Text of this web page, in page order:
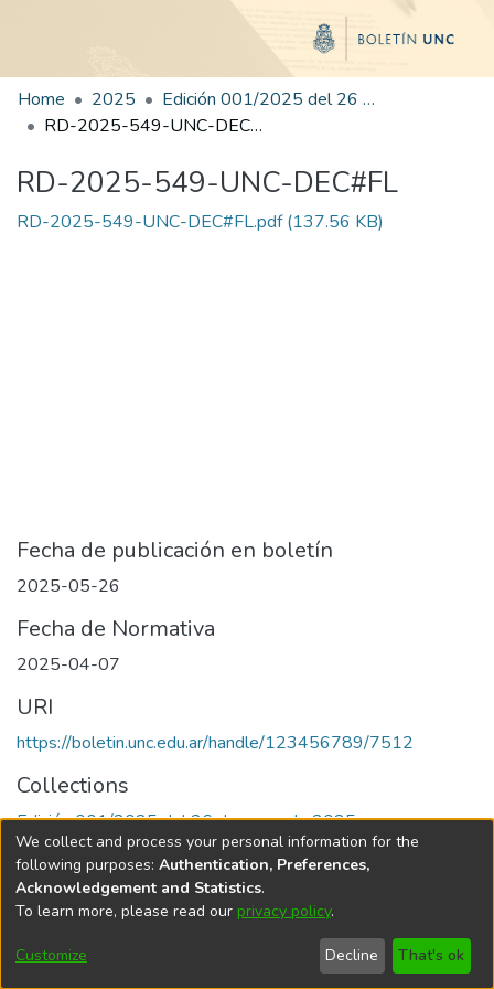
Home 2025
Edición 001/2025 del 26 de mayo de 2025
RD-2025-549-UNC-DEC#FL
RD-2025-549-UNC-DEC#FL
RD-2025-549-UNC-DEC#FL.pdf(137.56 KB)
Fecha de publicación en boletín
2025-05-26
Fecha de Normativa
2025-04-07
URI
https://boletin.unc.edu.ar/handle/123456789/7512
Collections
Edición 001/2025 del 26 de mayo de 2025
Universidad Nacional de Córdoba
We collect and process your personal information for the
following purposes: Authentication, Preferences,
Acknowledgement and Statistics.
To learn more, please read our privacy policy.
Customize Decline That's ok